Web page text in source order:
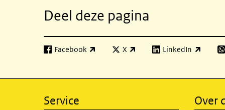
Deel deze pagina
Facebook
(externe link) X
(externe link) LinkedIn
(externe link)
Service Over